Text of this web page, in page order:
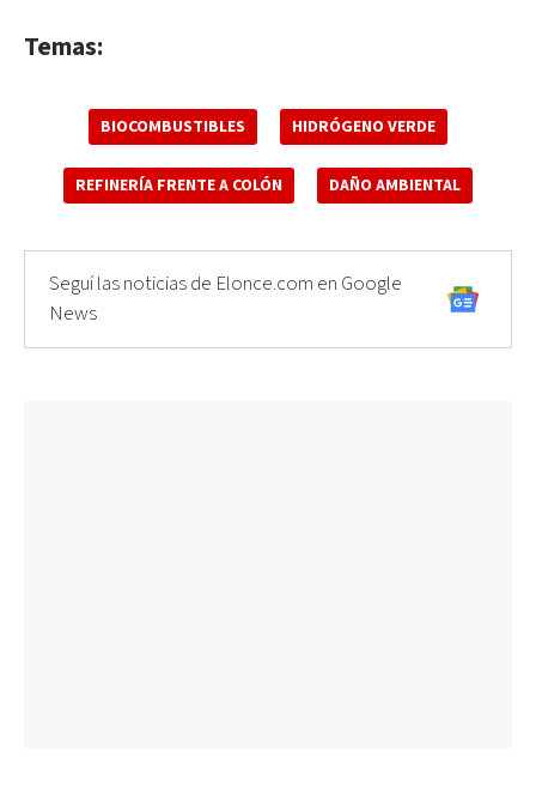
Temas:
BIOCOMBUSTIBLES HIDRÓGENO VERDE
REFINERÍA FRENTE A COLÓN DAÑO AMBIENTAL
Seguí las noticias de Elonce.com en Google
News